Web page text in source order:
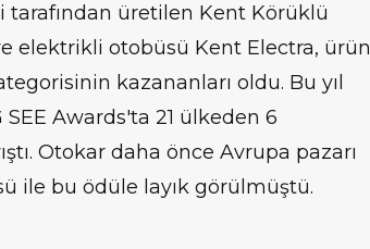
üretilen Kent Körüklü
elektrikli otobüsü Kent Electra, ürün
kazananları oldu. Bu yıl
SEE Awards'ta 21 ülkeden 6
Otokar daha önce Avrupa pazarı
ile bu ödüle layık görülmüştü.